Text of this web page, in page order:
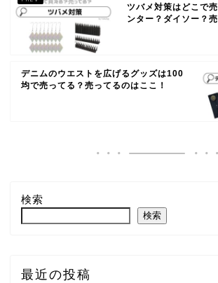
ツバメ対策はどこで
ンター？ダイソー？
デニムのウエストを広げるグッズは100
均で売ってる？売ってるのはここ！
検索
検索
最近の投稿